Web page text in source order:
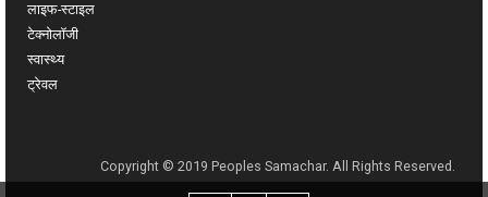
लाइफ-स्टाइल
टेक्नोलॉजी
स्वास्थ्य
ट्रेवल
Copyright © 2019 Peoples Samachar. All Rights Reserved.